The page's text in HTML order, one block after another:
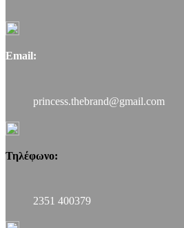
Email:
princess.thebrand@gmail.com
Τηλέφωνο:
2351 400379